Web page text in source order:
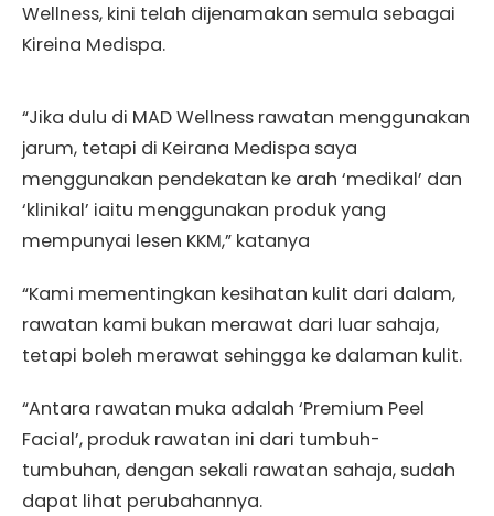
Wellness, kini telah dijenamakan semula sebagai
Kireina Medispa.
“Jika dulu di MAD Wellness rawatan menggunakan
jarum, tetapi di Keirana Medispa saya
menggunakan pendekatan ke arah ‘medikal’ dan
‘klinikal’ iaitu menggunakan produk yang
mempunyai lesen KKM,” katanya
“Kami mementingkan kesihatan kulit dari dalam,
rawatan kami bukan merawat dari luar sahaja,
tetapi boleh merawat sehingga ke dalaman kulit.
“Antara rawatan muka adalah ‘Premium Peel
Facial’, produk rawatan ini dari tumbuh-
tumbuhan, dengan sekali rawatan sahaja, sudah
dapat lihat perubahannya.